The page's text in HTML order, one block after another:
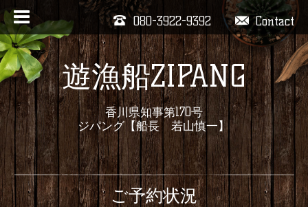
Contact
080-3922-9392
遊漁船ZIPANG
香川県知事第170号
ジパング【船長 若山慎一】
ご予約状況